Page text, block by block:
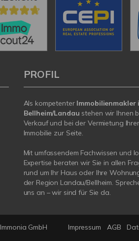
PROFIL
Als kompetenter Immobilienmakler
Bellheim/Landau stehen wir Ihnen
Verkauf und bei der Vermietung Ihrer
Immobilie zur Seite.
Mit umfassendem Fachwissen und
Expertise beraten wir Sie in allen
rund um Ihr Haus oder Ihre
der Region Landau/Bellheim.
uns an – wir sind für Sie da.
Immonia GmbH Impressum AGB